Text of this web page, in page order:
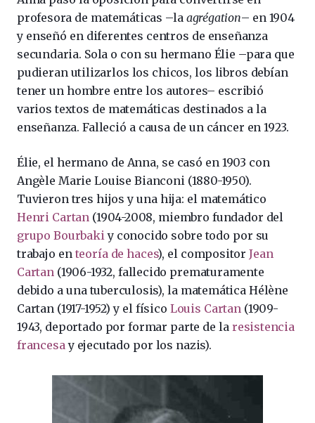
profesora de matemáticas –la agrégation– en 1904
y enseñó en diferentes centros de enseñanza
secundaria. Sola o con su hermano Élie –para que
pudieran utilizarlos los chicos, los libros debían
tener un hombre entre los autores– escribió
varios textos de matemáticas destinados a la
enseñanza. Falleció a causa de un cáncer en 1923.
Élie, el hermano de Anna, se casó en 1903 con
Angèle Marie Louise Bianconi (1880-1950).
Tuvieron tres hijos y una hija: el matemático
Henri Cartan (1904-2008, miembro fundador del
grupo Bourbaki y conocido sobre todo por su
trabajo en teoría de haces), el compositorJean
Cartan (1906-1932, fallecido prematuramente
debido a una tuberculosis), la matemática Hélène
Cartan (1917-1952) y el físico Louis Cartan (1909-
1943, deportado por formar parte de la resistencia
francesa y ejecutado por los nazis).